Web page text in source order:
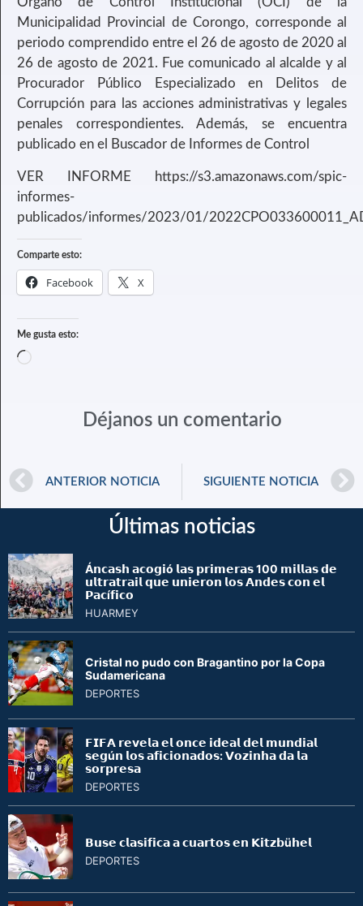
Municipalidad Provincial de Corongo, corresponde al
periodo comprendido entre el 26 de agosto de 2020 al
26 de agosto de 2021. Fue comunicado al alcalde y al
Procurador Público Especializado en Delitos de
Corrupción para las acciones administrativas y legales
penales correspondientes. Además, se encuentra
publicado en el Buscador de Informes de Control
VER INFORME https://s3.amazonaws.com/spic-
informes-
publicados/informes/2023/01/
Comparte esto:
Facebook X
Me gusta esto:
Déjanos un comentario
ANTERIOR NOTICIA SIGUIENTE NOTICIA
Últimas noticias
Á𝗻𝗰𝗮𝘀𝗵 𝗮𝗰𝗼𝗴𝗶ó 𝗹𝗮𝘀 𝗽𝗿𝗶𝗺𝗲𝗿𝗮𝘀 100 𝗺𝗶𝗹𝗹𝗮𝘀 𝗱𝗲
𝘂𝗹𝘁𝗿𝗮𝘁𝗿𝗮𝗶𝗹 𝗾𝘂𝗲 𝘂𝗻𝗶𝗲𝗿𝗼𝗻 𝗹𝗼𝘀 𝗔𝗻𝗱𝗲𝘀 𝗰𝗼𝗻 𝗲𝗹
𝗣𝗮𝗰í𝗳𝗶𝗰𝗼
HUARMEY
Cristal no pudo con Bragantino por la Copa
Sudamericana
DEPORTES
𝗙𝗜𝗙𝗔 𝗿𝗲𝘃𝗲𝗹𝗮 𝗲𝗹 𝗼𝗻𝗰𝗲 𝗶𝗱𝗲𝗮𝗹 𝗱𝗲𝗹 𝗺𝘂𝗻𝗱𝗶𝗮𝗹
𝘀𝗲𝗴ú𝗻 𝗹𝗼𝘀 𝗮𝗳𝗶𝗰𝗶𝗼𝗻𝗮𝗱𝗼𝘀: 𝗩𝗼𝘇𝗶𝗻𝗵𝗮 𝗱𝗮 𝗹𝗮
𝘀𝗼𝗿𝗽𝗿𝗲𝘀𝗮
DEPORTES
𝗕𝘂𝘀𝗲 𝗰𝗹𝗮𝘀𝗶𝗳𝗶𝗰𝗮 𝗮 𝗰𝘂𝗮𝗿𝘁𝗼𝘀 𝗲𝗻 𝗞𝗶𝘁𝘇𝗯ü𝗵𝗲𝗹
DEPORTES